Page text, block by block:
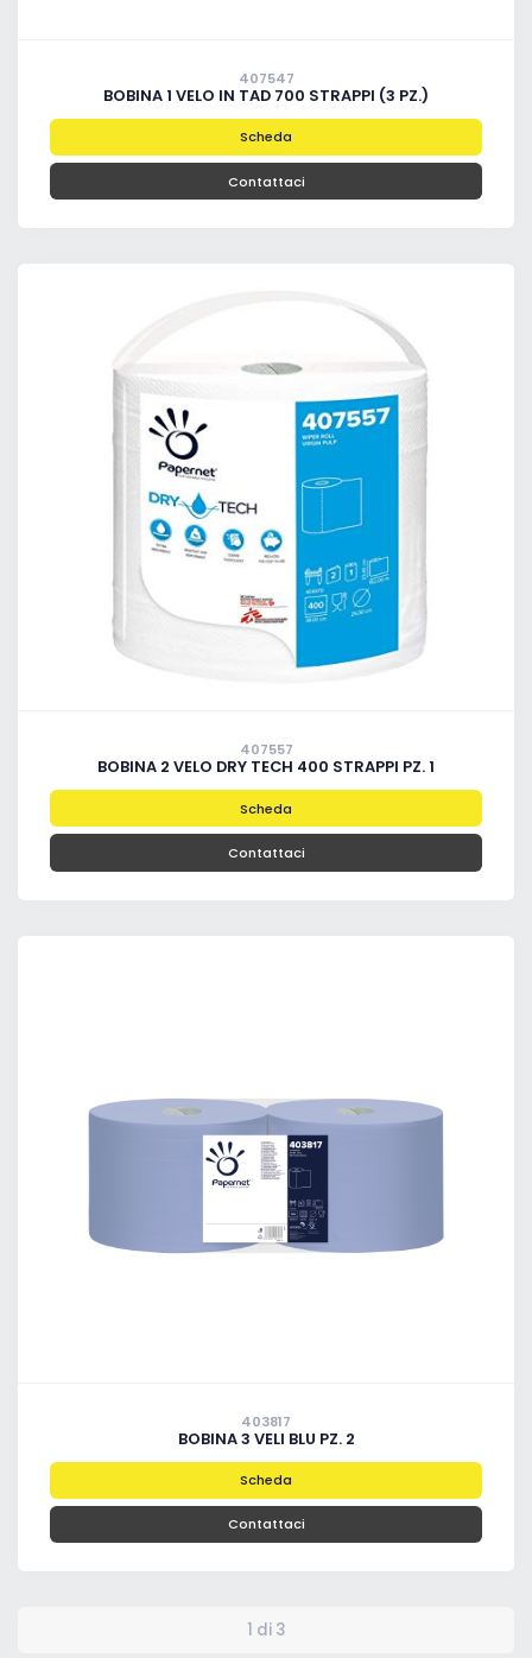
407547
BOBINA 1 VELO IN TAD 700 STRAPPI (3 PZ.)
Scheda
Contattaci
407557
BOBINA 2 VELO DRY TECH 400 STRAPPI PZ. 1
Scheda
Contattaci
403817
BOBINA 3 VELI BLU PZ. 2
Scheda
Contattaci
1 di 3